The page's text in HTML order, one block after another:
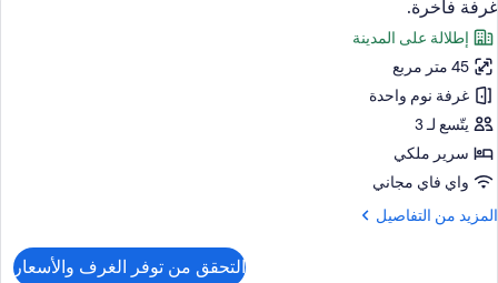
King
جميع
صور
غرفة
فاخرة.
غرفة فاخرة.
إطلالة على المدينة
45 متر مربع
غرفة نوم واحدة
يتّسع لـ 3
سرير ملكي
واي فاي مجاني
المزيد من التفاصيل
المزيد
التحقق من توفر الغرف والأسعار